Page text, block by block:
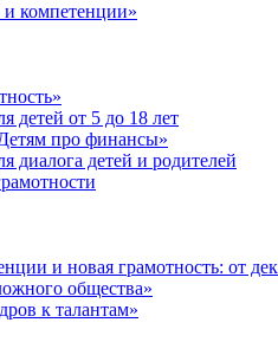
компетенции»
детей от 5 до 18 лет
про финансы»
диалога детей и родителей
и новая грамотность: от
общества»
к талантам»